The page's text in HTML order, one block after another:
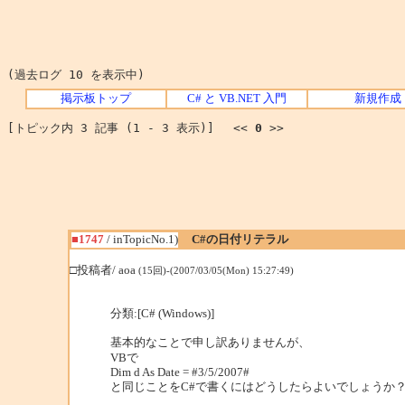
(過去ログ 10 を表示中)
掲示板トップ C# と VB.NET 入門 新規作成
[トピック内 3 記事 (1 - 3 表示)] << 0 >>
■1747/ inTopicNo.1) C#の日付リテラル
□投稿者/ aoa (15回)-(2007/03/05(Mon) 15:27:49)
分類:[C# (Windows)]
基本的なことで申し訳ありませんが、
VBで
Dim d As Date = #3/5/2007#
と同じことをC#で書くにはどうしたらよいでしょうか